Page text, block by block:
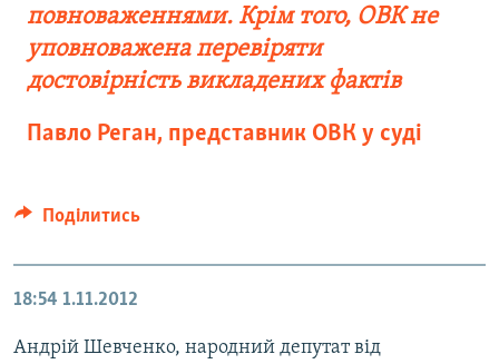
повноваженнями. Крім того, ОВК не
уповноважена перевіряти
достовірність викладених фактів
Павло Реган, представник ОВК у суді
Поділитись
18:54 1.11.2012
Андрій Шевченко, народний депутат від